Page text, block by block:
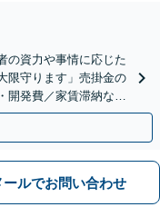
の資力や事情に応じた
限守ります」売掛金の
開発費／家賃滞納な
績あり
ールでお問い合わせ